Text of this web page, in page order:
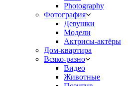
Photography
Фотография
Девушки
Модели
Актрисы-актёры
Дом-квартира
Всяко-разно
Видео
Животные